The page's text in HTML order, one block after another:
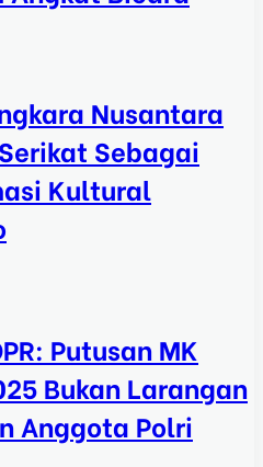
Nusantara
Sebagai
Kultural
Putusan MK
Bukan Larangan
Anggota Polri